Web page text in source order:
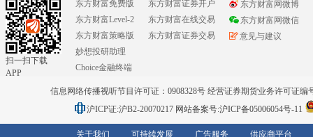
扫一扫下载
APP
东方财富免费版
东方财富Level-2
东方财富策略版
妙想投研助理
Choice金融终端
东方财富证券开户
东方财富在线交易
东方财富证券交易
东方财富网微博
东方财富网微信
意见与建议
信息网络传播视听节目许可证：0908328号 经营证券期货业务许可证编
沪ICP证:沪B2-20070217 网站备案号:沪ICP备05006054号-11
关于我们 可持续发展 广告服务 供应商平台